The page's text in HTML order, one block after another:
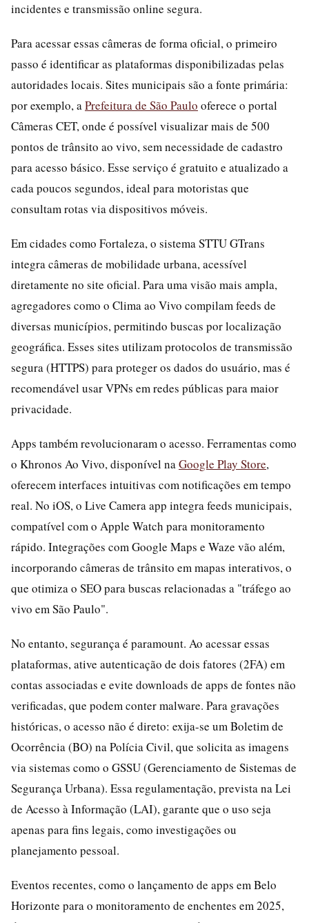
incidentes e transmissão online segura.
Para acessar essas câmeras de forma oficial, o primeiro
passo é identificar as plataformas disponibilizadas pelas
autoridades locais. Sites municipais são a fonte primária:
por exemplo, aPrefeitura de São Paulo oferece o portal
Câmeras CET, onde é possível visualizar mais de 500
pontos de trânsito ao vivo, sem necessidade de cadastro
para acesso básico. Esse serviço é gratuito e atualizado a
cada poucos segundos, ideal para motoristas que
consultam rotas via dispositivos móveis.
Em cidades como Fortaleza, o sistema STTU GTrans
integra câmeras de mobilidade urbana, acessível
diretamente no site oficial. Para uma visão mais ampla,
agregadores como o Clima ao Vivo compilam feeds de
diversas municípios, permitindo buscas por localização
geográfica. Esses sites utilizam protocolos de transmissão
segura (HTTPS) para proteger os dados do usuário, mas é
recomendável usar VPNs em redes públicas para maior
privacidade.
Apps também revolucionaram o acesso. Ferramentas como
o Khronos Ao Vivo, disponível naGoogle Play Store,
oferecem interfaces intuitivas com notificações em tempo
real. No iOS, o Live Camera app integra feeds municipais,
compatível com o Apple Watch para monitoramento
rápido. Integrações com Google Maps e Waze vão além,
incorporando câmeras de trânsito em mapas interativos, o
que otimiza o SEO para buscas relacionadas a "tráfego ao
vivo em São Paulo".
No entanto, segurança é paramount. Ao acessar essas
plataformas, ative autenticação de dois fatores (2FA) em
contas associadas e evite downloads de apps de fontes não
verificadas, que podem conter malware. Para gravações
históricas, o acesso não é direto: exija-se um Boletim de
Ocorrência (BO) na Polícia Civil, que solicita as imagens
via sistemas como o GSSU (Gerenciamento de Sistemas de
Segurança Urbana). Essa regulamentação, prevista na Lei
de Acesso à Informação (LAI), garante que o uso seja
apenas para fins legais, como investigações ou
planejamento pessoal.
Eventos recentes, como o lançamento de apps em Belo
Horizonte para o monitoramento de enchentes em 2025,